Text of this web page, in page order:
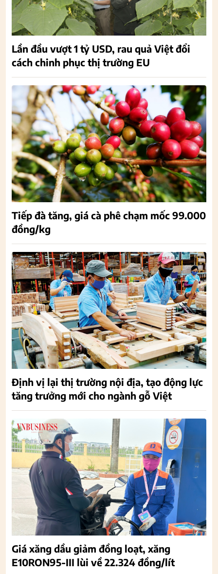
Lần đầu vượt 1 tỷ USD, rau quả Việt đổi
cách chinh phục thị trường EU
Tiếp đà tăng, giá cà phê chạm mốc 99.000
đồng/kg
Định vị lại thị trường nội địa, tạo động lực
tăng trưởng mới cho ngành gỗ Việt
Giá xăng dầu giảm đồng loạt, xăng
E10RON95-III lùi về 22.324 đồng/lít